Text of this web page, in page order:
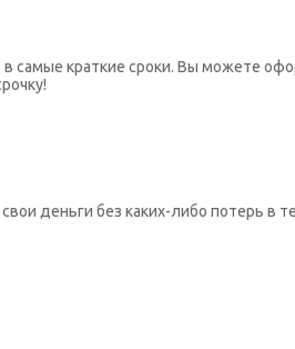
самые краткие сроки. Вы можете
деньги без каких-либо потерь в